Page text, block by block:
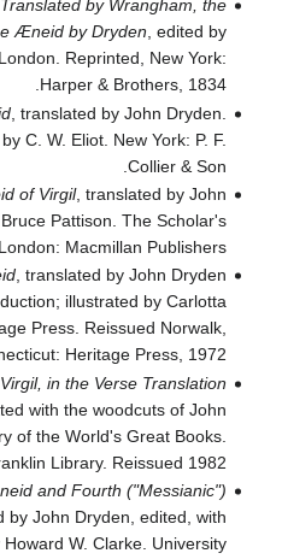
by Wrangham, the
Æneid by Dryden, edited by
Reprinted, New York:
Harper & Brothers, 1834.
, translated by John Dryden.
C. W. Eliot. New York: P. F.
Collier & Son.
of Virgil, translated by John
Pattison. The Scholar's
Macmillan Publishers.
, translated by John Dryden
illustrated by Carlotta
Press. Reissued Norwalk,
Heritage Press, 1972.
in the Verse Translation
with the woodcuts of John
of the World's Great Books.
Library. Reissued 1982.
and Fourth ("Messianic")
by John Dryden, edited, with
W. Clarke. University